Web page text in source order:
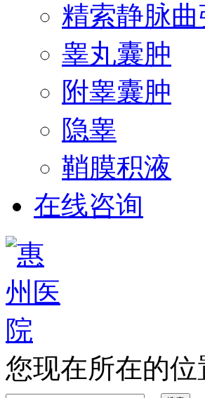
精索静脉曲
睾丸囊肿
附睾囊肿
隐睾
鞘膜积液
在线咨询
您现在所在的位